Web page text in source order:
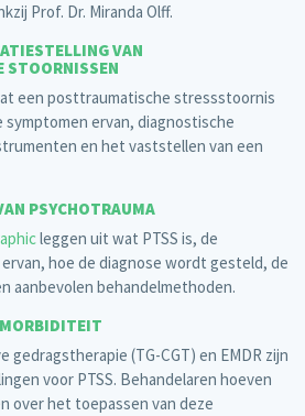
Prof. Dr. Miranda Olff.
VAN
STOORNISSEN
een posttraumatische stressstoornis
symptomen ervan, diagnostische
en het vaststellen van een
PSYCHOTRAUMA
leggen uit wat PTSS is, de
hoe de diagnose wordt gesteld, de
aanbevolen behandelmethoden.
gedragstherapie (TG-CGT) en EMDR zijn
voor PTSS. Behandelaren hoeven
over het toepassen van deze